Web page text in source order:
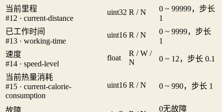
当前里程
#12 · current-distance
uint32 R / N
0 ~ 99999，步长
1
已工作时间
#13 · working-time
uint16 R / N
0 ~ 9999，步长
1
速度
#14 · speed-level
float
R / W /
N
0 ~ 12，步长 0.1
当前热量消耗
#15 · current-calorie-
consumption
uint16 R / N 0 ~ 990，步长 1
故障
0无故障